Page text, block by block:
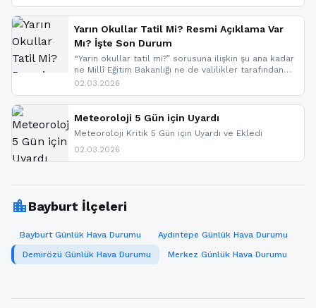
yapıldı. İşte son dakika meteoroloji gelişmeleri.
Yarın Okullar Tatil Mi? Resmi Açıklama Var
Mı? İşte Son Durum
“Yarın okullar tatil mi?” sorusuna ilişkin şu ana kadar
ne Millî Eğitim Bakanlığı ne de valilikler tarafından
yapılmış resmi bir tatil açıklaması bulunmamaktadır.
paylaşacağız. En hızlı şekilde haberdar olmak için
sitemizi takip edebilir ve bildirimleri açabilirsiniz.
02.03.2026
Meteoroloji 5 Gün için Uyardı
Meteoroloji Kritik 5 Gün için Uyardı ve Ekledi
02.03.2026
location_cityBayburt İlçeleri
Bayburt Günlük Hava Durumu
Aydıntepe Günlük Hava Durumu
Demirözü Günlük Hava Durumu
Merkez Günlük Hava Durumu